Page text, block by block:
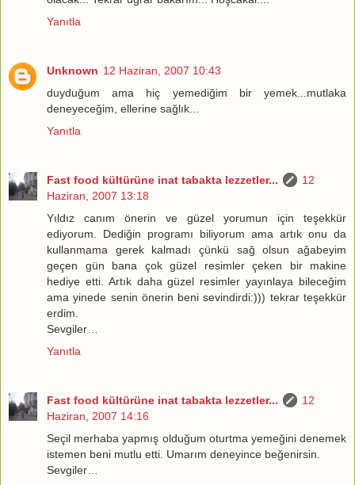
Yanıtla
Unknown 12 Haziran, 2007 10:43
duyduğum ama hiç yemediğim bir yemek...mutlaka
deneyeceğim, ellerine sağlık...
Yanıtla
Fast food kültürüne inat tabakta lezzetler...
12
Haziran, 2007 13:18
Yıldız canım önerin ve güzel yorumun için teşekkür
ediyorum. Dediğin programı biliyorum ama artık onu da
kullanmama gerek kalmadı çünkü sağ olsun ağabeyim
geçen gün bana çok güzel resimler çeken bir makine
hediye etti. Artık daha güzel resimler yayınlaya bileceğim
ama yinede senin önerin beni sevindirdi:))) tekrar teşekkür
erdim.
Sevgiler…
Yanıtla
Fast food kültürüne inat tabakta lezzetler...
12
Haziran, 2007 14:16
Seçil merhaba yapmış olduğum oturtma yemeğini denemek
istemen beni mutlu etti. Umarım deneyince beğenirsin.
Sevgiler…